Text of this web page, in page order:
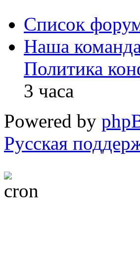
Список
Наша
Политика
3 часа
Powered by
Русская